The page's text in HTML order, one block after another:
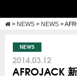
> NEWS > NEWS >
NEWS
2014.03.12
AFROJACK